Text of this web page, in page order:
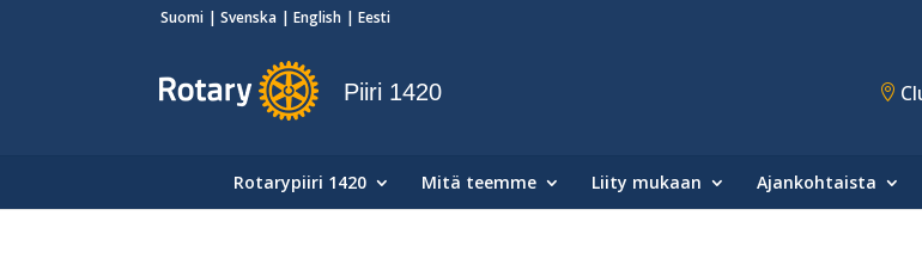
Suomi Svenska English Eesti
Piiri 1420
Rotarypiiri 1420 Mitä teemme Liity mukaan Ajankohtaista